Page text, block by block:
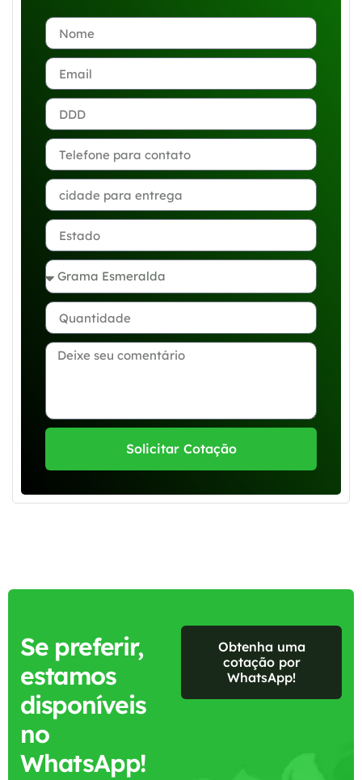
Solicitar Cotação
Se preferir,
estamos
disponíveis
no
WhatsApp!
Obtenha uma
cotação por
WhatsApp!